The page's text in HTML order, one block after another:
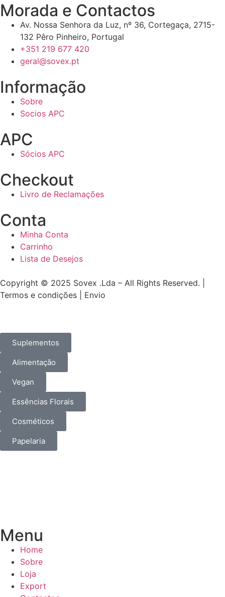
Morada e Contactos
Av. Nossa Senhora da Luz, nº 36, Cortegaça, 2715-
132 Pêro Pinheiro, Portugal
+351 219 677 420
geral@sovex.pt
Informação
Sobre
Socios APC
APC
Sócios APC
Checkout
Livro de Reclamações
Conta
Minha Conta
Carrinho
Lista de Desejos
Copyright © 2025 Sovex .Lda – All Rights Reserved. |
Termos e condições | Envio
Suplementos
Alimentação
Vegan
Essências Florais
Cosméticos
Papelaria
Menu
Home
Sobre
Loja
Export